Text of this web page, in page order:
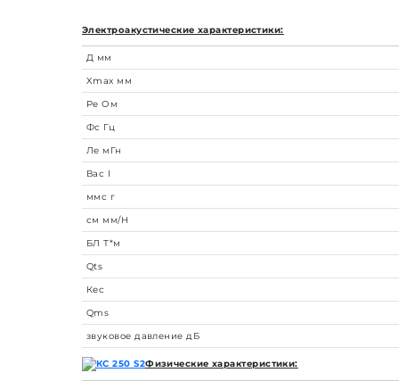
Электроакустические характеристики:
Д мм
Xmax мм
Ре Ом
Фс Гц
Ле мГн
Вас I
ммс г
см мм/Н
БЛ Т*м
Qts
Кес
Qms
звуковое давление дБ
Физические характеристики: